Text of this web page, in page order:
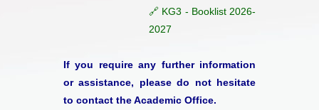
🔗 KG3 - Booklist 2026-
2027
If you require any further information
or assistance, please do not hesitate
to contact the Academic Office.